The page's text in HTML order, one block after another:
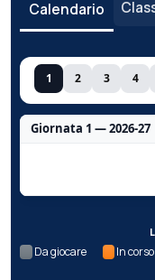
Calendario
1 2 3 4
Giornata 1 — 2026-27
Da giocare In corso